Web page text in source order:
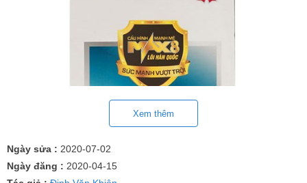
Xem thêm
Ngày sửa : 2020-07-02
Ngày đăng : 2020-04-15